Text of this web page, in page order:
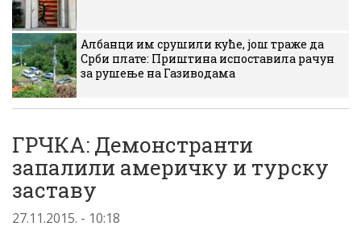
Албанци им срушили куће, још траже да
Срби плате: Приштина испоставила рачун
за рушење на Газиводама
ГРЧКА: Демонстранти
запалили америчку и турску
заставу
27.11.2015. - 10:18